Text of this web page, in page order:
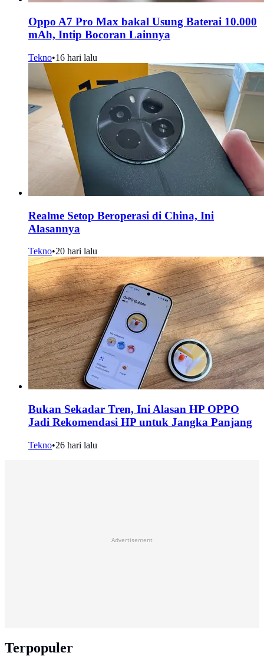
Oppo A7 Pro Max bakal Usung Baterai 10.000
mAh, Intip Bocoran Lainnya
Tekno•16 hari lalu
Realme Setop Beroperasi di China, Ini
Alasannya
Tekno•20 hari lalu
Bukan Sekadar Tren, Ini Alasan HP OPPO
Jadi Rekomendasi HP untuk Jangka Panjang
Tekno•26 hari lalu
Advertisement
Terpopuler